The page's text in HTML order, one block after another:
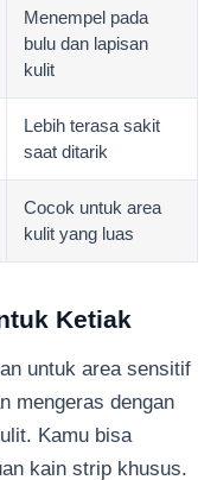
Menempel pada
bulu dan lapisan
kulit
Lebih terasa sakit
saat ditarik
Cocok untuk area
kulit yang luas
Ketiak
untuk area sensitif
mengeras dengan
Kamu bisa
kain strip khusus.